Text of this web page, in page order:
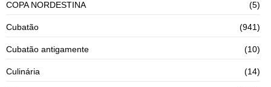
COPA NORDESTINA (5)
Cubatão (941)
Cubatão antigamente (10)
Culinária (14)